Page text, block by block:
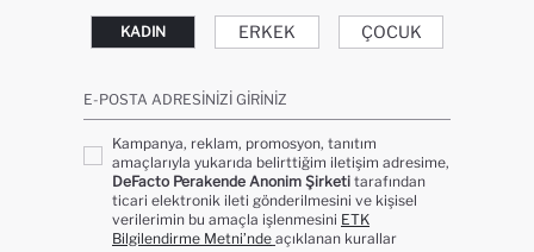
KADIN ERKEK ÇOCUK
E-POSTA ADRESINIZI GIRINIZ
Kampanya, reklam, promosyon, tanıtım
amaçlarıyla yukarıda belirttiğim iletişim adresime,
DeFacto Perakende Anonim Şirketi tarafından
ticari elektronik ileti gönderilmesini ve kişisel
verilerimin bu amaçla işlenmesini ETK
Bilgilendirme Metni’nde açıklanan kurallar